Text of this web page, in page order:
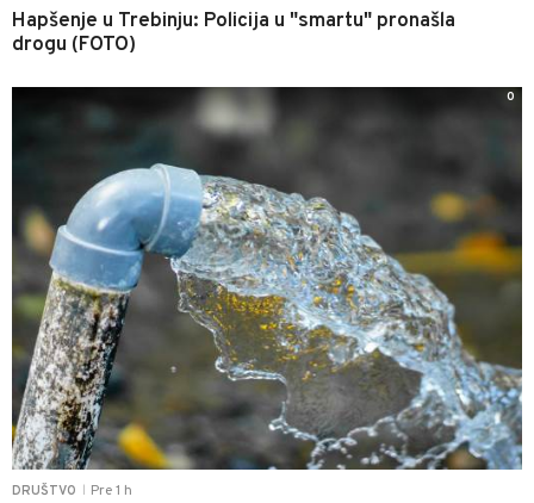
Hapšenje u Trebinju: Policija u "smartu" pronašla
drogu (FOTO)
DRUŠTVO Pre 1 h
0